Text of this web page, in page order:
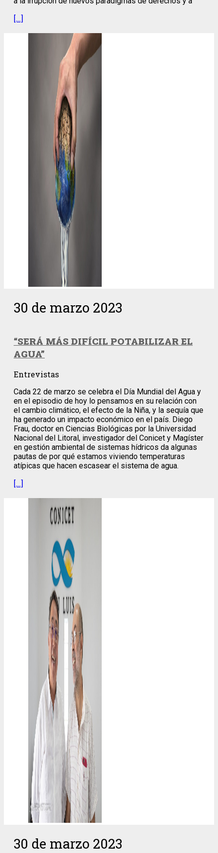
[…]
30 de marzo 2023
“SERÁ MÁS DIFÍCIL POTABILIZAR EL
AGUA”
Entrevistas
Cada 22 de marzo se celebra el Día Mundial del Agua y
en el episodio de hoy lo pensamos en su relación con
el cambio climático, el efecto de la Niña, y la sequía que
ha generado un impacto económico en el país. Diego
Frau, doctor en Ciencias Biológicas por la Universidad
Nacional del Litoral, investigador del Conicet y Magíster
en gestión ambiental de sistemas hídricos da algunas
pautas de por qué estamos viviendo temperaturas
atípicas que hacen escasear el sistema de agua.
[…]
30 de marzo 2023